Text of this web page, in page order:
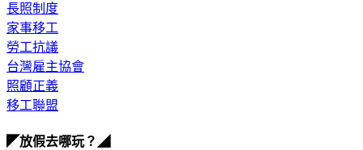
長照制度
家事移工
勞工抗議
台灣雇主協會
照顧正義
移工聯盟
◤放假去哪玩？◢